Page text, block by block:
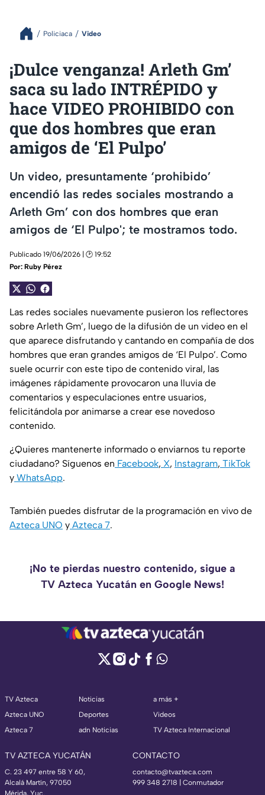
Policiaca Video
¡Dulce venganza! Arleth Gm’
saca su lado INTRÉPIDO y
hace VIDEO PROHIBIDO con
que dos hombres que eran
amigos de ‘El Pulpo’
Un video, presuntamente ‘prohibido’
encendió las redes sociales mostrando a
Arleth Gm’ con dos hombres que eran
amigos de ‘El Pulpo'; te mostramos todo.
Publicado 19/06/2026 | 🕑 19:52
Por: Ruby Pérez
Las redes sociales nuevamente pusieron los reflectores
sobre Arleth Gm’, luego de la difusión de un video en el
que aparece disfrutando y cantando en compañía de dos
hombres que eran grandes amigos de ‘El Pulpo’. Como
suele ocurrir con este tipo de contenido viral, las
imágenes rápidamente provocaron una lluvia de
comentarios y especulaciones entre usuarios,
felicitándola por animarse a crear ese novedoso
contenido.
¿Quieres mantenerte informado o enviarnos tu reporte
ciudadano? Síguenos en Facebook, X, Instagram, TikTok
y WhatsApp.
También puedes disfrutar de la programación en vivo de
Azteca UNO y Azteca 7.
¡No te pierdas nuestro contenido, sigue a
TV Azteca Yucatán en Google News!
TV Azteca
Azteca UNO
Azteca 7
Noticias
Deportes
adn Noticias
a más +
Videos
TV Azteca Internacional
TV AZTECA YUCATÁN
C. 23 497 entre 58 Y 60,
Alcalá Martín, 97050
Mérida, Yuc.
CONTACTO
contacto@tvazteca.com
999 348 2718 | Conmutador